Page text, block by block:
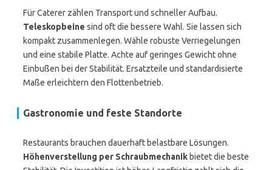
Für Caterer zählen Transport und schneller Aufbau.
Teleskopbeine sind oft die bessere Wahl. Sie lassen sich
kompakt zusammenlegen. Wähle robuste Verriegelungen
und eine stabile Platte. Achte auf geringes Gewicht ohne
Einbußen bei der Stabilität. Ersatzteile und standardisierte
Maße erleichtern den Flottenbetrieb.
Gastronomie und feste Standorte
Restaurants brauchen dauerhaft belastbare Lösungen.
Höhenverstellung per Schraubmechanik bietet die beste